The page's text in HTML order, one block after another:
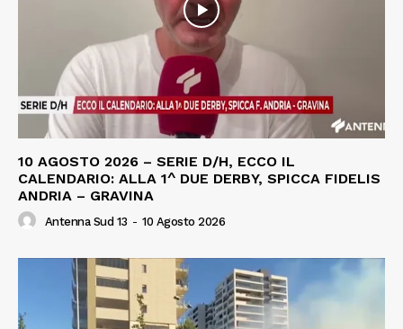
10 AGOSTO 2026 – SERIE D/H, ECCO IL
CALENDARIO: ALLA 1^ DUE DERBY, SPICCA FIDELIS
ANDRIA – GRAVINA
Antenna Sud 13 - 10 Agosto 2026